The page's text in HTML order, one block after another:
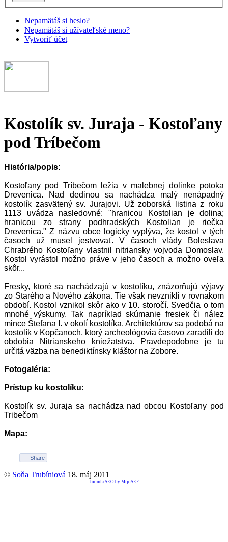
Nepamätáš si heslo?
Nepamätáš si užívateľské meno?
Vytvoriť účet
Kostolík sv. Juraja - Kostoľany
pod Tríbečom
História/popis:
Kostoľany pod Tríbečom ležia v malebnej dolinke potoka
Drevenica. Nad dedinou sa nachádza malý nenápadný
kostolík zasvätený sv. Jurajovi. Už zoborská listina z roku
1113 uvádza nasledovné: "hranicou Kostolian je dolina;
hranicou zo strany podhradských Kostolian je riečka
Drevenica." Z názvu obce logicky vyplýva, že kostol v tých
časoch už musel jestvovať. V časoch vlády Boleslava
Chrabrého Kostoľany vlastnil nitriansky vojvoda Domoslav.
Kostol vyrástol možno práve v jeho časoch a možno oveľa
skôr...
Fresky, ktoré sa nachádzajú v kostolíku, znázorňujú výjavy
zo Starého a Nového zákona. Tie však nevznikli v rovnakom
období. Kostol vznikol skôr ako v 10. storočí. Svedčia o tom
mnohé výskumy. Tak napríklad skúmanie fresiek či nález
mince Štefana I. v okolí kostolíka. Architektúrov sa podobá na
kostolík v Kopčanoch, ktorý archeológovia časovo zaradili do
obdobia Nitrianskeho kniežatstva. Pravdepodobne je tu
určitá väzba na benediktínsky kláštor na Zobore.
Fotogaléria:
Prístup ku kostolíku:
Kostolík sv. Juraja sa nachádza nad obcou Kostoľany pod
Tribečom
Mapa:
Share
© Soňa Trubíniová 18. máj 2011
Joomla SEO by MijoSEF